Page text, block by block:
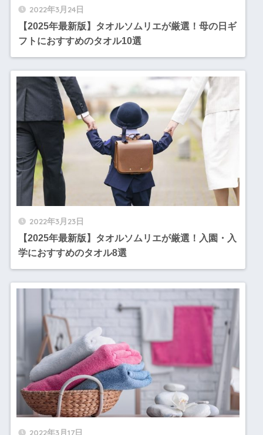
2022年3月24日
【2025年最新版】タオルソムリエが厳選！母の日ギ
フトにおすすめのタオル10選
2022年3月23日
【2025年最新版】タオルソムリエが厳選！入園・入
学におすすめのタオル8選
2022年3月17日